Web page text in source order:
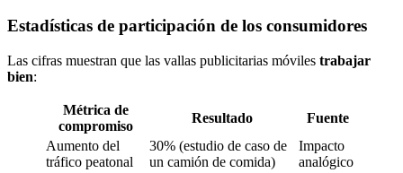
Estadísticas de participación de los consumidores
Las cifras muestran que las vallas publicitarias móviles trabajar
bien:
Métrica de
compromiso
Resultado
Fuente
Aumento del
tráfico peatonal
30% (estudio de caso de
un camión de comida)
Impacto
analógico